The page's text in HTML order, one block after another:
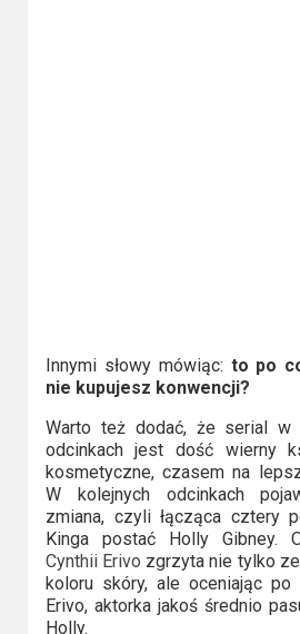
Innymi słowy mówiąc: to po
nie kupujesz konwencji?
Warto też dodać, że serial w
odcinkach jest dość wierny
kosmetyczne, czasem na
W kolejnych odcinkach
zmiana, czyli łącząca cztery
Kinga postać Holly Gibney.
Cynthii Erivo zgrzyta nie tylko
koloru skóry, ale oceniając po
Erivo, aktorka jakoś średnio
Holly.